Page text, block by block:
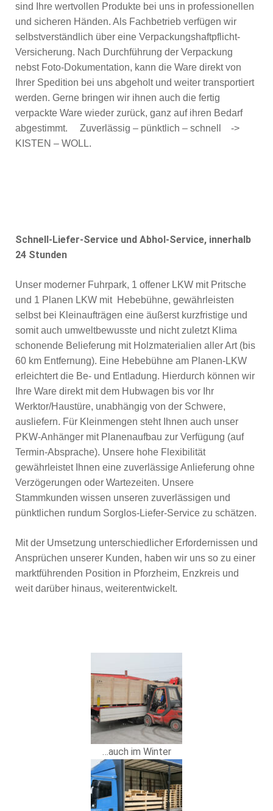
sind Ihre wertvollen Produkte bei uns in professionellen
und sicheren Händen. Als Fachbetrieb verfügen wir
selbstverständlich über eine Verpackungshaftpflicht-
Versicherung. Nach Durchführung der Verpackung
nebst Foto-Dokumentation, kann die Ware direkt von
Ihrer Spedition bei uns abgeholt und weiter transportiert
werden. Gerne bringen wir ihnen auch die fertig
verpackte Ware wieder zurück, ganz auf ihren Bedarf
abgestimmt. Zuverlässig – pünktlich – schnell ->
KISTEN – WOLL.
Schnell-Liefer-Service und Abhol-Service, innerhalb
24 Stunden
Unser moderner Fuhrpark, 1 offener LKW mit Pritsche
und 1 Planen LKW mit Hebebühne, gewährleisten
selbst bei Kleinaufträgen eine äußerst kurzfristige und
somit auch umweltbewusste und nicht zuletzt Klima
schonende Belieferung mit Holzmaterialien aller Art (bis
60 km Entfernung). Eine Hebebühne am Planen-LKW
erleichtert die Be- und Entladung. Hierdurch können wir
Ihre Ware direkt mit dem Hubwagen bis vor Ihr
Werktor/Haustüre, unabhängig von der Schwere,
ausliefern. Für Kleinmengen steht Ihnen auch unser
PKW-Anhänger mit Planenaufbau zur Verfügung (auf
Termin-Absprache). Unsere hohe Flexibilität
gewährleistet Ihnen eine zuverlässige Anlieferung ohne
Verzögerungen oder Wartezeiten. Unsere
Stammkunden wissen unseren zuverlässigen und
pünktlichen rundum Sorglos-Liefer-Service zu schätzen.
Mit der Umsetzung unterschiedlicher Erfordernissen und
Ansprüchen unserer Kunden, haben wir uns so zu einer
marktführenden Position in Pforzheim, Enzkreis und
weit darüber hinaus, weiterentwickelt.
…auch im Winter